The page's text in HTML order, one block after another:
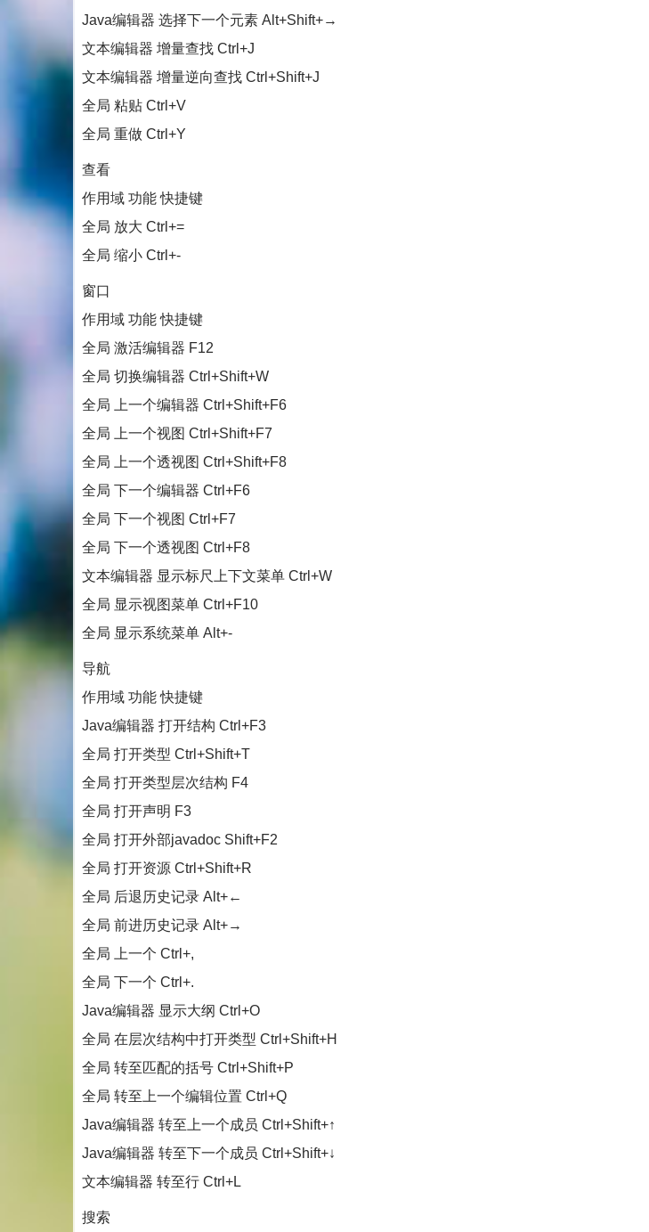
Java编辑器 选择下一个元素 Alt+Shift+→
文本编辑器 增量查找 Ctrl+J
文本编辑器 增量逆向查找 Ctrl+Shift+J
全局 粘贴 Ctrl+V
全局 重做 Ctrl+Y
查看
作用域 功能 快捷键
全局 放大 Ctrl+=
全局 缩小 Ctrl+-
窗口
作用域 功能 快捷键
全局 激活编辑器 F12
全局 切换编辑器 Ctrl+Shift+W
全局 上一个编辑器 Ctrl+Shift+F6
全局 上一个视图 Ctrl+Shift+F7
全局 上一个透视图 Ctrl+Shift+F8
全局 下一个编辑器 Ctrl+F6
全局 下一个视图 Ctrl+F7
全局 下一个透视图 Ctrl+F8
文本编辑器 显示标尺上下文菜单 Ctrl+W
全局 显示视图菜单 Ctrl+F10
全局 显示系统菜单 Alt+-
导航
作用域 功能 快捷键
Java编辑器 打开结构 Ctrl+F3
全局 打开类型 Ctrl+Shift+T
全局 打开类型层次结构 F4
全局 打开声明 F3
全局 打开外部javadoc Shift+F2
全局 打开资源 Ctrl+Shift+R
全局 后退历史记录 Alt+←
全局 前进历史记录 Alt+→
全局 上一个 Ctrl+,
全局 下一个 Ctrl+.
Java编辑器 显示大纲 Ctrl+O
全局 在层次结构中打开类型 Ctrl+Shift+H
全局 转至匹配的括号 Ctrl+Shift+P
全局 转至上一个编辑位置 Ctrl+Q
Java编辑器 转至上一个成员 Ctrl+Shift+↑
Java编辑器 转至下一个成员 Ctrl+Shift+↓
文本编辑器 转至行 Ctrl+L
搜索